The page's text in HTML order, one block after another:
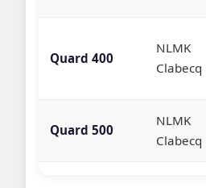
Quard 400
NLMK
Clabecq
Quard 500
NLMK
Clabecq